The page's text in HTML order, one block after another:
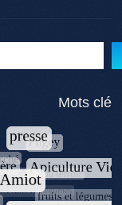
Mots clé